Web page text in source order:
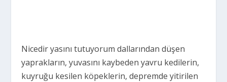
Nicedir yasını tutuyorum dallarından düşen
yaprakların, yuvasını kaybeden yavru kedilerin,
kuyruğu kesilen köpeklerin, depremde yitirilen